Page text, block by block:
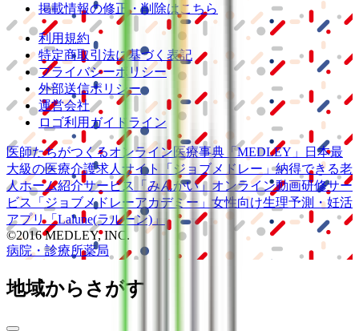
掲載情報の修正・削除はこちら
利用規約
特定商取引法に基づく表記
プライバシーポリシー
外部送信ポリシー
運営会社
ロゴ利用ガイドライン
医師たちがつくるオンライン医療事典 「MEDLEY」
日本最
大級の医療介護求人サイト 「ジョブメドレー」納得できる老
人ホーム紹介サービス
「みんかい」 オンライン動画研修サー
ビス
「ジョブメドレーアカデミー」 女性向け生理予測・妊活
アプリ「Lalune(ラルーン)」
©2016 MEDLEY, INC.
病院・診療所薬局
地域からさがす